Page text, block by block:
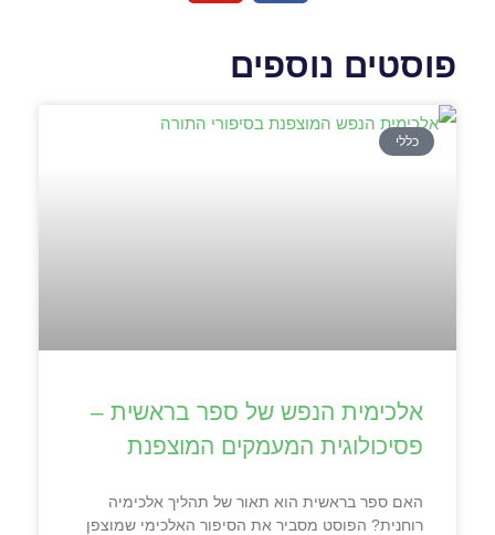
פוסטים נוספים
כללי
אלכימית הנפש של ספר בראשית –
פסיכולוגית המעמקים המוצפנת
האם ספר בראשית הוא תאור של תהליך אלכימיה
רוחנית? הפוסט מסביר את הסיפור האלכימי שמוצפן